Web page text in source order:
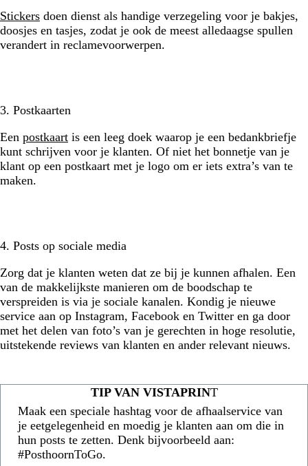
Stickers doen dienst als handige verzegeling voor je bakjes,
doosjes en tasjes, zodat je ook de meest alledaagse spullen
verandert in reclamevoorwerpen.
3. Postkaarten
Een postkaart is een leeg doek waarop je een bedankbriefje
kunt schrijven voor je klanten. Of niet het bonnetje van je
klant op een postkaart met je logo om er iets extra’s van te
maken.
4. Posts op sociale media
Zorg dat je klanten weten dat ze bij je kunnen afhalen. Een
van de makkelijkste manieren om de boodschap te
verspreiden is via je sociale kanalen. Kondig je nieuwe
service aan op Instagram, Facebook en Twitter en ga door
met het delen van foto’s van je gerechten in hoge resolutie,
uitstekende reviews van klanten en ander relevant nieuws.
TIP VAN VISTAPRINT
Maak een speciale hashtag voor de afhaalservice van
je eetgelegenheid en moedig je klanten aan om die in
hun posts te zetten. Denk bijvoorbeeld aan:
#PosthoornToGo.